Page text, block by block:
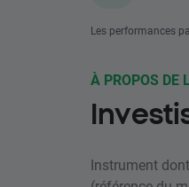
Les performances
À PROPOS DE
Instrument